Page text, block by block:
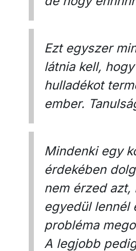
Ezt egyszer
látnia kell,
hulladékot
ember.
Mindenki egy
érdekében
nem érzed azt,
egyedül lennél
probléma
A legjobb